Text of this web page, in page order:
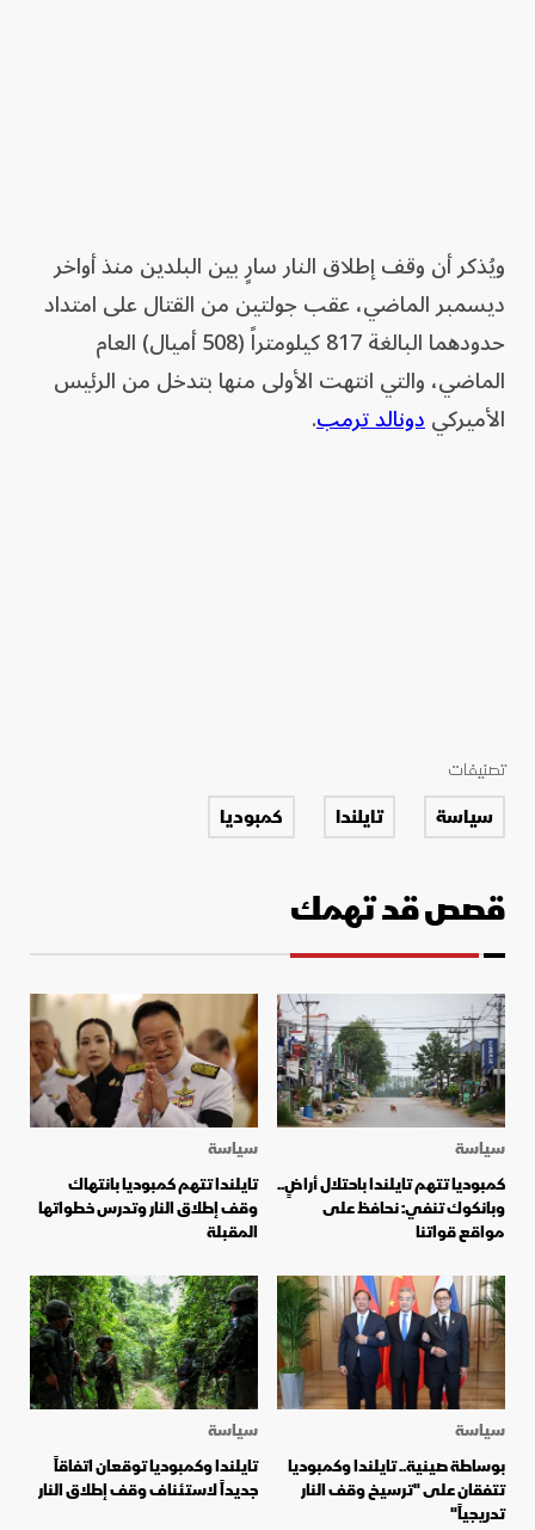
ويُذكر أن وقف إطلاق النار سارٍ بين البلدين منذ أواخر
ديسمبر الماضي، عقب جولتين من القتال على امتداد
حدودهما البالغة 817 كيلومتراً (508 أميال) العام
الماضي، والتي انتهت الأولى منها بتدخل من الرئيس
الأميركيدونالد ترمب.
تصنيفات
سياسة تايلندا كمبوديا
قصص قد تهمك
سياسة
كمبوديا تتهم تايلندا باحتلال أراضٍ..
وبانكوك تنفي: نحافظ على
مواقع قواتنا
سياسة
تايلندا تتهم كمبوديا بانتهاك
وقف إطلاق النار وتدرس خطواتها
المقبلة
سياسة
بوساطة صينية.. تايلندا وكمبوديا
تتفقان على "ترسيخ وقف النار
تدريجياً"
سياسة
تايلندا وكمبوديا توقعان اتفاقاً
جديداً لاستئناف وقف إطلاق النار